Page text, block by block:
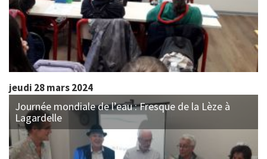
jeudi 28 mars 2024
Journée mondiale de l’eau : Fresque de la Lèze à
Lagardelle